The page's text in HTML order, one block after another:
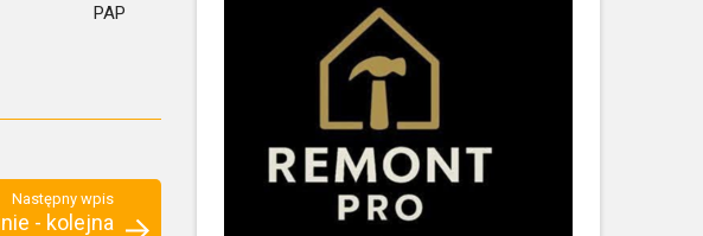
PAP
Następny wpis
- kolejna